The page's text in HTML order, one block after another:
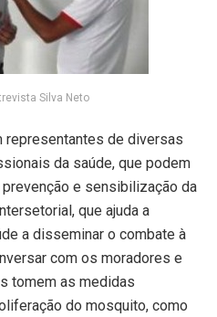
Silva Neto
representantes de diversas
da saúde, que podem
e sensibilização da
que ajuda a
a disseminar o combate à
com os moradores e
tomem as medidas
do mosquito, como